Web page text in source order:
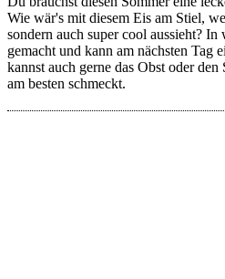
Wie wär's mit diesem Eis am Stiel,
sondern auch super cool aussieht? In
gemacht und kann am nächsten Tag
kannst auch gerne das Obst oder
am besten schmeckt.